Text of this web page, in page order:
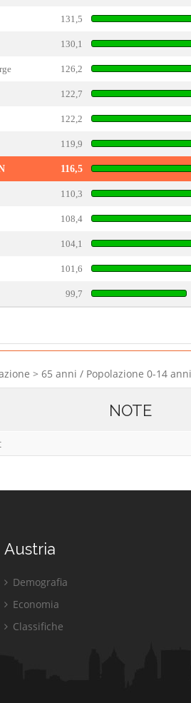
131,5
130,1
126,2
122,7
122,2
119,9
116,5
110,3
108,4
104,1
101,6
99,7
> 65 anni / Popolazione 0-14
NOTE
Austria
Demografia
Economia
Classifiche